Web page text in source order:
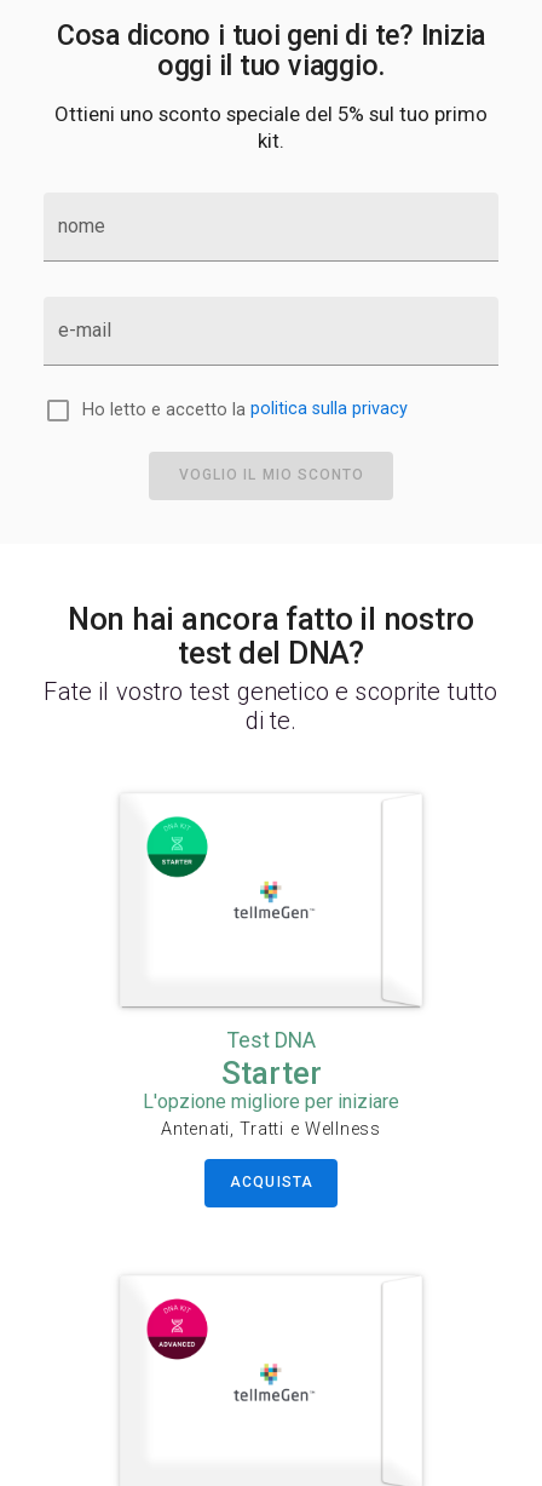
Cosa dicono i tuoi geni di te? Inizia
oggi il tuo viaggio.
Ottieni uno sconto speciale del 5% sul tuo primo
kit.
nome
e-mail
Ho letto e accetto la politica sulla privacy
VOGLIO IL MIO SCONTO
Non hai ancora fatto il nostro
test del DNA?
Fate il vostro test genetico e scoprite tutto
di te.
Test DNA
Starter
L'opzione migliore per iniziare
Antenati, Tratti e Wellness
ACQUISTA